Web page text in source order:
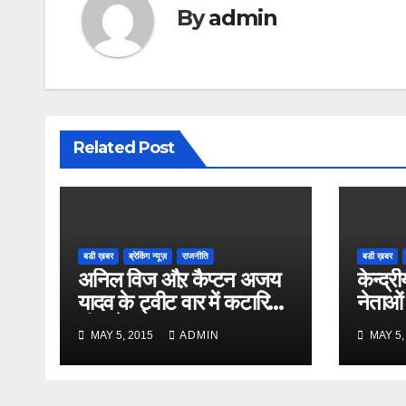
Byadmin
Related Post
बडी ख़बर ब्रेकिंग न्यूज़ राजनीति
अनिल विज औऱ कैप्टन अजय
यादव के ट्वीट वार में कटारिया
भी कूदे
MAY 5, 2015 ADMIN
बडी ख़बर
नेताओं
MAY